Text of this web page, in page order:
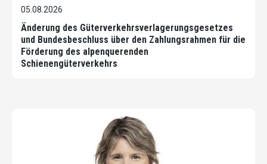
05.08.2026
Änderung des Güterverkehrsverlagerungsgesetzes
und Bundesbeschluss über den Zahlungsrahmen für die
Förderung des alpenquerenden
Schienengüterverkehrs